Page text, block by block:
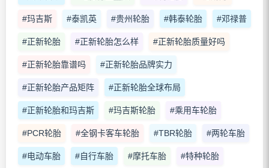
#玛吉斯 #泰凯英 #贵州轮胎 #韩泰轮胎 #邓禄普
#正新轮胎 #正新轮胎怎么样 #正新轮胎质量好吗
#正新轮胎靠谱吗 #正新轮胎品牌实力
#正新轮胎产品矩阵 #正新轮胎全球布局
#正新轮胎和玛吉斯 #玛吉斯轮胎 #乘用车轮胎
#PCR轮胎 #全钢卡客车轮胎 #TBR轮胎 #两轮车胎
#电动车胎 #自行车胎 #摩托车胎 #特种轮胎